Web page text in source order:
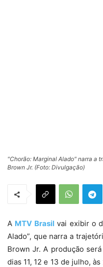
"Chorão: Marginal Alado" narra a
Brown Jr. (Foto: Divulgação)
A MTV Brasilvai exibir o
Alado”, que narra a
Brown Jr. A produção
dias 11, 12 e 13 de julho,